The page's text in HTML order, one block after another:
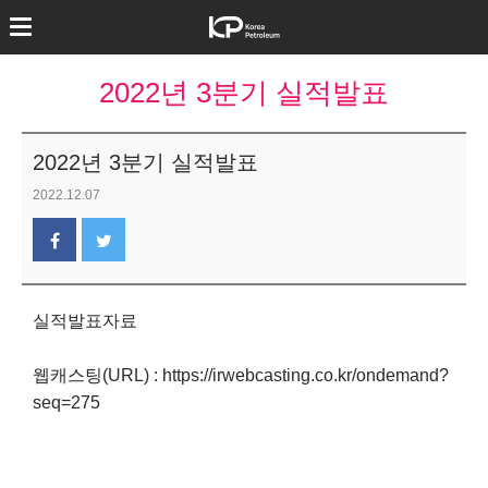
2022년 3분기 실적발표
2022년 3분기 실적발표
2022.12.07
실적발표자료
웹캐스팅(URL) : https://irwebcasting.co.kr/ondemand?
seq=275